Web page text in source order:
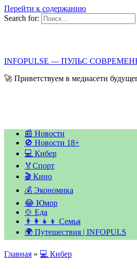
Перейти к содержанию
Search for:
INFOPULSE — ПУЛЬС
🚀 Приветствуем в медиасети
📰 Новости
🚫 Новости 18+
💻 Кибер
🏅Спорт
🎬 Кино
💰 Экономика
😂 Юмор
🍲 Еда
👨‍👩‍👧‍👦 Семья
🌍 Путешествия | INFOPULS
Главная » 💻 Кибер